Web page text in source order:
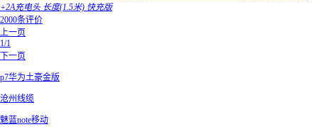
+2A充电头 长度(1.5米) 快充版
2000条评价
上一页
1/1
下一页
p7华为土豪金版
沧州线缆
魅蓝note移动